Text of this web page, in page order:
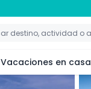
Vacaciones en casa